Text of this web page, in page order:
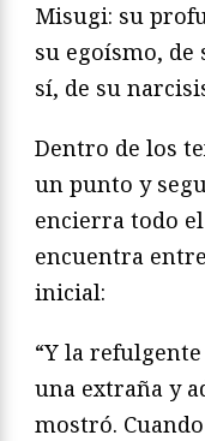
Misugi: su
su egoísmo, de
sí, de su
Dentro de los
un punto y
encierra todo
encuentra
inicial:
“Y la
una extraña y
mostró.